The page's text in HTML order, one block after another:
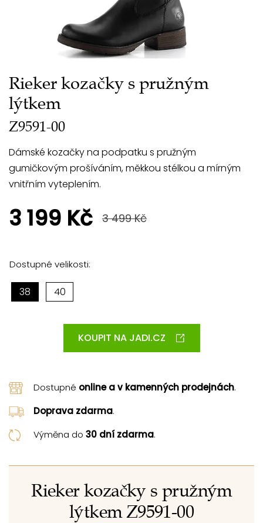
Rieker kozačky s pružným
lýtkem
Z9591-00
Dámské kozačky na podpatku s pružným
gumičkovým prošíváním, měkkou stélkou a mírným
vnitřním vyteplením.
3 199 Kč 3 499 Kč
Dostupné velikosti:
38 40
KOUPIT NA JADI.CZ
Dostupné online a v kamenných prodejnách.
Doprava zdarma.
Výměna do 30 dní zdarma.
Rieker kozačky s pružným
lýtkem Z9591-00